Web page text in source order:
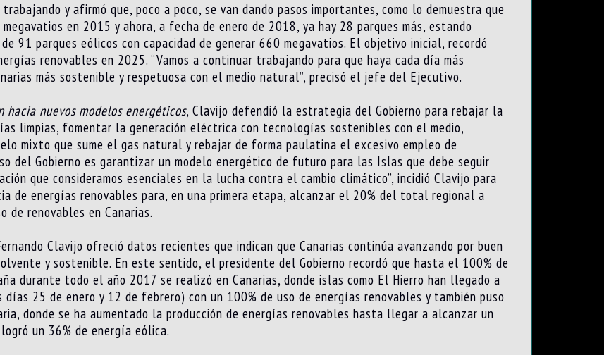
y afirmó que, poco a poco, se van dando pasos importantes, como lo demuestra que
en 2015 y ahora, a fecha de enero de 2018, ya hay 28 parques más, estando
91 parques eólicos con capacidad de generar 660 megavatios. El objetivo inicial, recordó
renovables en 2025. “Vamos a continuar trabajando para que haya cada día más
más sostenible y respetuosa con el medio natural”, precisó el jefe del Ejecutivo.
hacia nuevos modelos energéticos, Clavijo defendió la estrategia del Gobierno para rebajar la
limpias, fomentar la generación eléctrica con tecnologías sostenibles con el medio,
mixto que sume el gas natural y rebajar de forma paulatina el excesivo empleo de
del Gobierno es garantizar un modelo energético de futuro para las Islas que debe seguir
que consideramos esenciales en la lucha contra el cambio climático”, incidió Clavijo para
de energías renovables para, en una primera etapa, alcanzar el 20% del total regional a
renovables en Canarias.
Clavijo ofreció datos recientes que indican que Canarias continúa avanzando por buen
y sostenible. En este sentido, el presidente del Gobierno recordó que hasta el 100% de
durante todo el año 2017 se realizó en Canarias, donde islas como El Hierro han llegado a
25 de enero y 12 de febrero) con un 100% de uso de energías renovables y también puso
donde se ha aumentado la producción de energías renovables hasta llegar a alcanzar un
un 36% de energía eólica.